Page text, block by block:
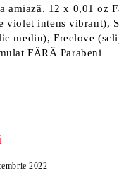
amiază. 12 x 0,01
intens vibrant),
Freelove
FĂRĂ Parabeni
2022